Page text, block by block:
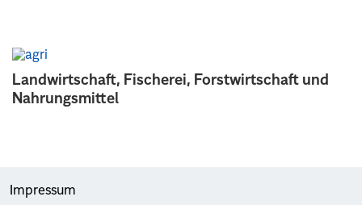
Landwirtschaft, Fischerei, Forstwirtschaft und
Nahrungsmittel
Impressum